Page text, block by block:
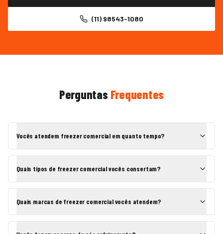
(11) 98543-1080
Perguntas Frequentes
Vocês atendem freezer comercial em quanto tempo?
Quais tipos de freezer comercial vocês consertam?
Quais marcas de freezer comercial vocês atendem?